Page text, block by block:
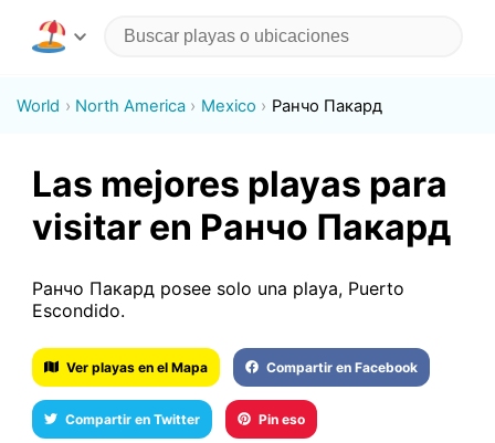
World North America Mexico Ранчо Пакард
Las mejores playas para
visitar en Ранчо Пакард
Ранчо Пакард posee solo una playa, Puerto
Escondido.
Ver playas en el Mapa Compartir en Facebook
Compartir en Twitter Pin eso